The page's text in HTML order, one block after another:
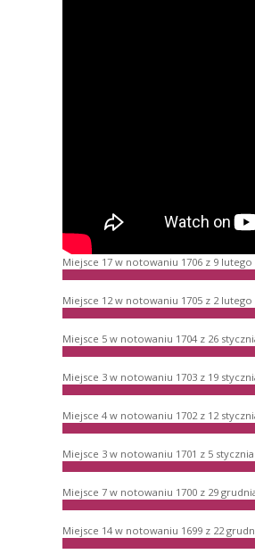
Miejsce 17 w notowaniu 1706 z 9
Miejsce 12 w notowaniu 1705 z 2
Miejsce 5 w notowaniu 1704 z 26
Miejsce 3 w notowaniu 1703 z 19
Miejsce 4 w notowaniu 1702 z 12
Miejsce 3 w notowaniu 1701 z 5
Miejsce 7 w notowaniu 1700 z 29
Miejsce 14 w notowaniu 1699 z 22